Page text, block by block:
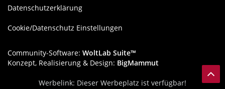
Datenschutzerklärung
Cookie/Datenschutz Einstellungen
Community-Software: WoltLab Suite™
Konzept, Realisierung & Design: BigMammut
Werbelink: Dieser Werbeplatz ist verfügbar!